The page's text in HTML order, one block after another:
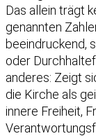
Das allein trägt
genannten
beeindruckend,
oder
anderes: Zeigt
die Kirche als
innere Freiheit,